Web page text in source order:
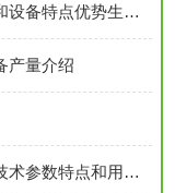
焦香太妃糖加工生产线设备工序流程和设备特点优势生产线单机详细介绍
产量介绍
无糖易消化饼干生产线成套设备组成技术参数特点和用途性能详细分析比较